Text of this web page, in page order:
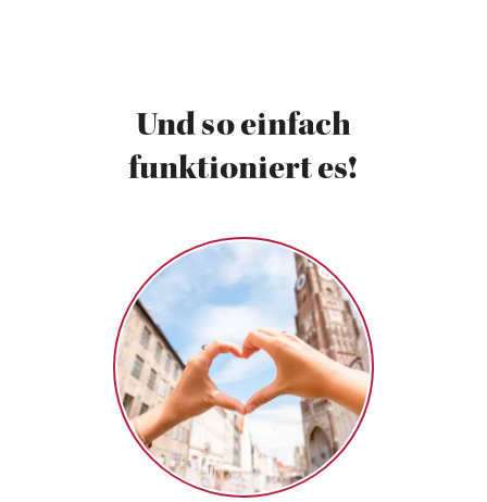
Und so einfach
funktioniert es!